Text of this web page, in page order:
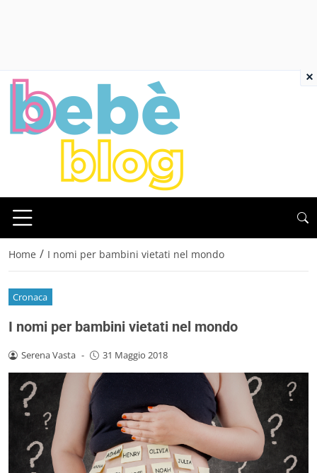
Home / I nomi per bambini vietati nel mondo
Cronaca
I nomi per bambini vietati nel mondo
Serena Vasta - 31 Maggio 2018
×